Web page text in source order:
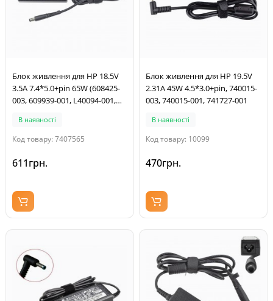
Блок живлення для HP 18.5V
3.5A 7.4*5.0+pin 65W (608425-
003, 609939-001, L40094-001,
В наявності
Код товару: 7407565
611грн.
Блок живлення для HP 19.5V
2.31A 45W 4.5*3.0+pin, 740015-
003, 740015-001, 741727-001
В наявності
Код товару: 10099
470грн.